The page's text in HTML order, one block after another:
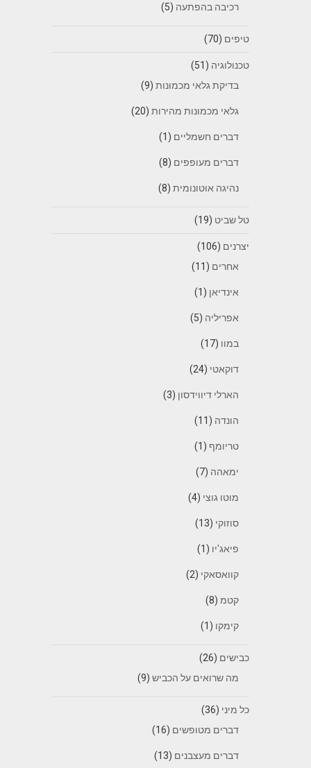
רכיבה בהפתעה (5)
טיפים (70)
טכנולוגיה (51)
בדיקת גלאי מכמונות(9)
גלאי מכמונות מהירות(20)
דברים חשמליים (1)
דברים מעופפים (8)
נהיגה אוטונומית(8)
טל שביט (19)
יצרנים (106)
אחרים (11)
אינדיאן (1)
אפריליה (5)
במוו (17)
דוקאטי (24)
הארלי דיווידסון (3)
הונדה (11)
טריומף (1)
ימאהה (7)
מוטו גוצי (4)
סוזוקי (13)
פיאג'יו (1)
קוואסאקי (2)
קטמ(8)
קימקו (1)
כבישים (26)
מה שרואים על הכביש(9)
כל מיני (36)
דברים מטופשים (16)
דברים מעצבנים (13)